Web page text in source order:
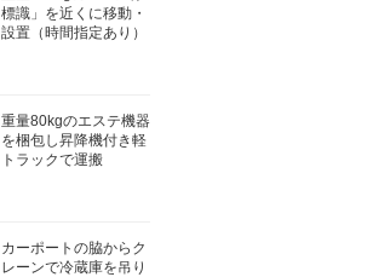
標識」を近くに移動・
設置（時間指定あり）
重量80kgのエステ機器
を梱包し昇降機付き軽
トラックで運搬
カーポートの脇からク
レーンで冷蔵庫を吊り